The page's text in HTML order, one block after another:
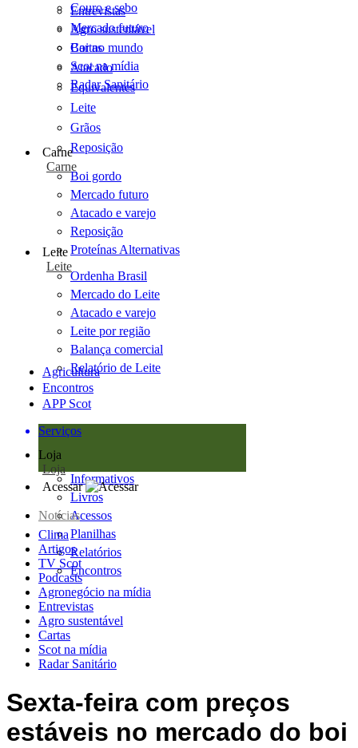
Entrevistas
Agro sustentável
Cartas
Scot na mídia
Radar Sanitário
Couro e sebo
Mercado futuro
Boi no mundo
Atacado
Equivalentes
Leite
Grãos
Reposição
Carne
Carne
Boi gordo
Mercado futuro
Atacado e varejo
Reposição
Proteínas Alternativas
Leite
Leite
Ordenha Brasil
Mercado do Leite
Atacado e varejo
Leite por região
Balança comercial
Relatório de Leite
Agricultura
Encontros
APP Scot
Serviços
Loja
Loja
Informativos
Livros
Acessos
Planilhas
Relatórios
Encontros
Acessar
Notícias
Clima
Artigos
TV Scot
Podcasts
Agronegócio na mídia
Entrevistas
Agro sustentável
Cartas
Scot na mídia
Radar Sanitário
Sexta-feira com preços
estáveis no mercado do boi